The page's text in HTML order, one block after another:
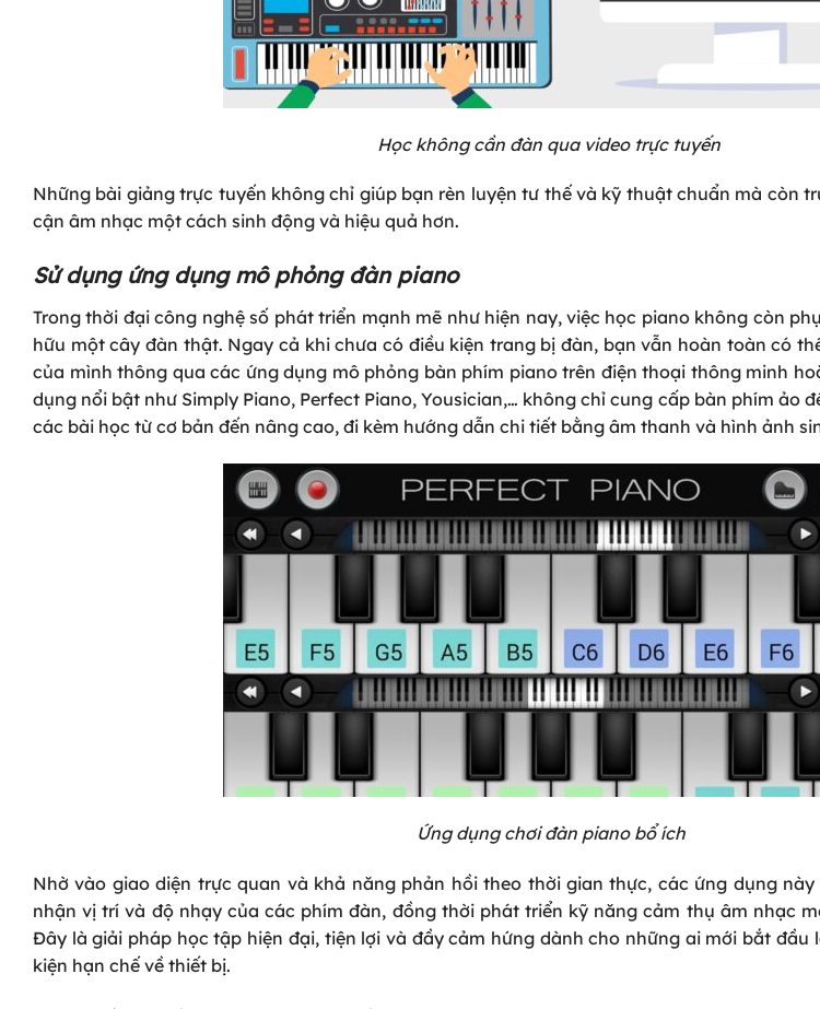
Học không cần đàn qua video trực tuyến
Những bài giảng trực tuyến không chỉ giúp bạn rèn luyện tư thế và kỹ thuật chuẩn mà còn
cận âm nhạc một cách sinh động và hiệu quả hơn.
Sử dụng ứng dụng mô phỏng đàn piano
Trong thời đại công nghệ số phát triển mạnh mẽ như hiện nay, việc học piano không còn
hữu một cây đàn thật. Ngay cả khi chưa có điều kiện trang bị đàn, bạn vẫn hoàn toàn có
của mình thông qua các ứng dụng mô phỏng bàn phím piano trên điện thoại thông minh
dụng nổi bật như Simply Piano, Perfect Piano, Yousician,… không chỉ cung cấp bàn phím ảo
các bài học từ cơ bản đến nâng cao, đi kèm hướng dẫn chi tiết bằng âm thanh và hình ảnh
Ứng dụng chơi đàn piano bổ ích
Nhờ vào giao diện trực quan và khả năng phản hồi theo thời gian thực, các ứng dụng
nhận vị trí và độ nhạy của các phím đàn, đồng thời phát triển kỹ năng cảm thụ âm nhạc
Đây là giải pháp học tập hiện đại, tiện lợi và đầy cảm hứng dành cho những ai mới bắt đầu
kiện hạn chế về thiết bị.